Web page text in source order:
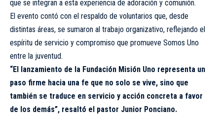
que se integran a esta experiencia de adoración y comunión.
El evento contó con el respaldo de voluntarios que, desde
distintas áreas, se sumaron al trabajo organizativo, reflejando el
espíritu de servicio y compromiso que promueve Somos Uno
entre la juventud.
“El lanzamiento de la Fundación Misión Uno representa un
paso firme hacia una fe que no solo se vive, sino que
también se traduce en servicio y acción concreta a favor
de los demás”, resaltó el pastor Junior Ponciano.